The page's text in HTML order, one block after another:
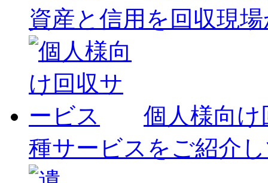
資産と信用を回収現
個人様向
種サービスをご紹介